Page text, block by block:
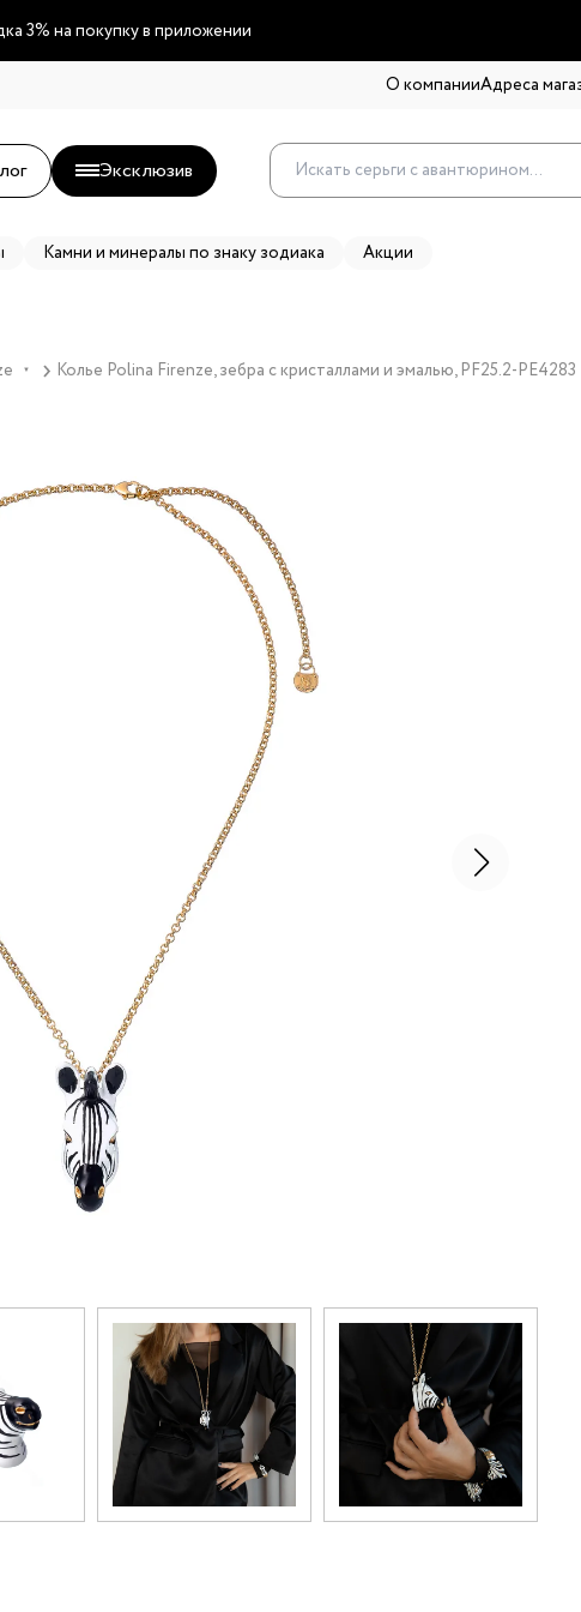
3% на покупку в приложении
О компанииАдреса
Эксклюзив
Камни и минералы по знаку зодиака Акции
▼ Колье Polina Firenze, зебра с кристаллами и эмалью, PF25.2-PE4283